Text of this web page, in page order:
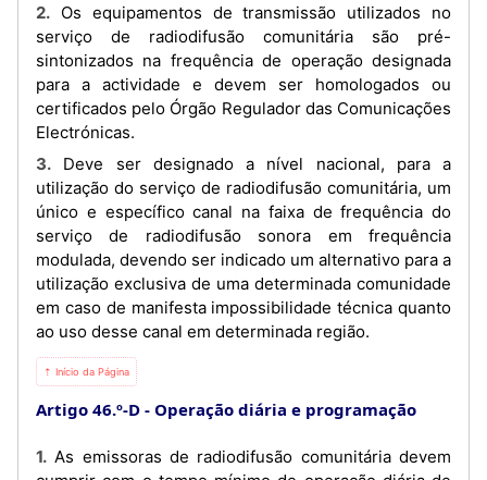
2. Os equipamentos de transmissão utilizados no
serviço de radiodifusão comunitária são pré-
sintonizados na frequência de operação designada
para a actividade e devem ser homologados ou
certificados pelo Órgão Regulador das Comunicações
Electrónicas.
3. Deve ser designado a nível nacional, para a
utilização do serviço de radiodifusão comunitária, um
único e específico canal na faixa de frequência do
serviço de radiodifusão sonora em frequência
modulada, devendo ser indicado um alternativo para a
utilização exclusiva de uma determinada comunidade
em caso de manifesta impossibilidade técnica quanto
ao uso desse canal em determinada região.
⇡ Início da Página
Artigo 46.º-D Operação diária e programação
1. As emissoras de radiodifusão comunitária devem